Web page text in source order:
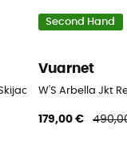
- Damen -
Second Hand
Vuarnet
W'S Arbella Jkt
179,00 €